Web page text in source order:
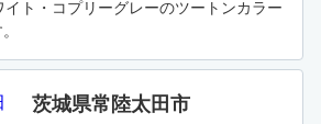
ト・コプリーグレーのツートンカラー
ます。
茨城県常陸太田市